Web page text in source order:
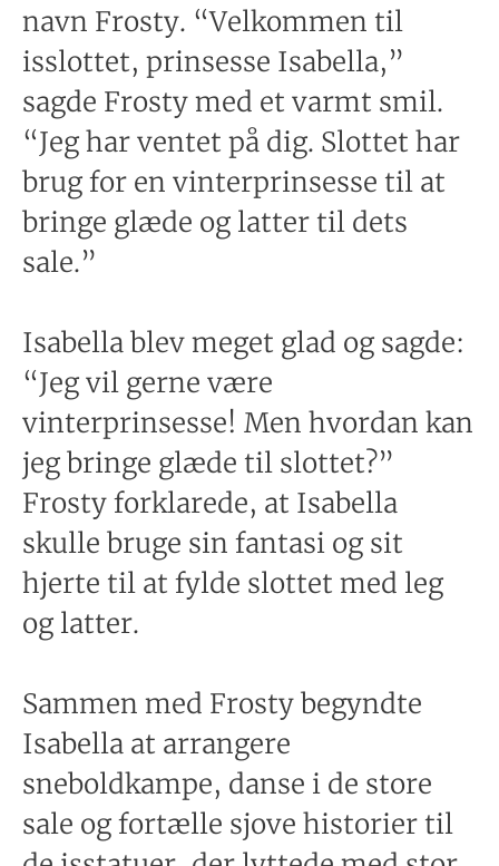
navn Frosty. “Velkommen til
isslottet, prinsesse Isabella,”
sagde Frosty med et varmt smil.
“Jeg har ventet på dig. Slottet har
brug for en vinterprinsesse til at
bringe glæde og latter til dets
sale.”
Isabella blev meget glad og sagde:
“Jeg vil gerne være
vinterprinsesse! Men hvordan kan
jeg bringe glæde til slottet?”
Frosty forklarede, at Isabella
skulle bruge sin fantasi og sit
hjerte til at fylde slottet med leg
og latter.
Sammen med Frosty begyndte
Isabella at arrangere
sneboldkampe, danse i de store
sale og fortælle sjove historier til